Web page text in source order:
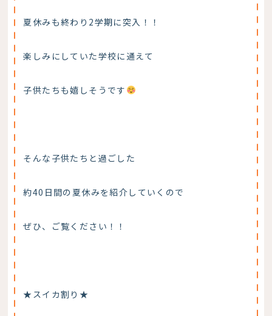
夏休みも終わり2学期に突入！！
楽しみにしていた学校に通えて
子供たちも嬉しそうです
そんな子供たちと過ごした
約40日間の夏休みを紹介していくので
ぜひ、ご覧ください！！
★スイカ割り★